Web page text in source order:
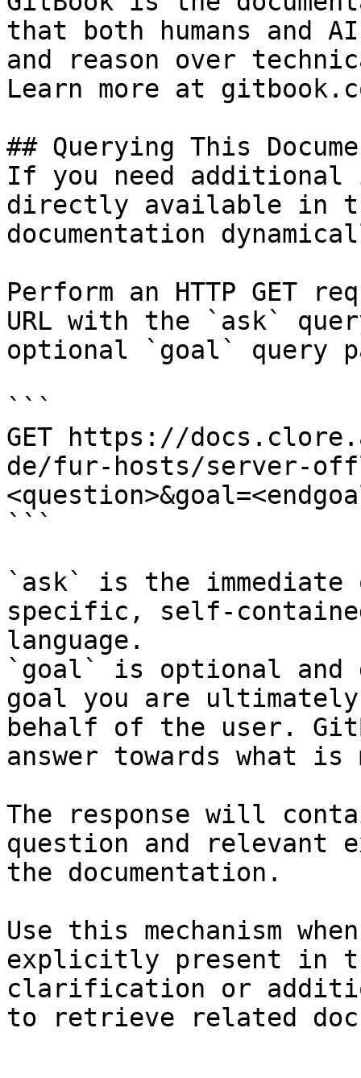
that both humans and
and reason over
Learn more at
## Querying This
If you need
directly available in
documentation
Perform an HTTP GET
URL with the `ask`
optional `goal` query
```
GET https://
de/fur-hosts/server-
```
`ask` is the
specific, self-
language.
`goal` is optional and
goal you are
behalf of the user.
answer towards what
The response will
question and relevant
the documentation.
Use this mechanism
explicitly present in
clarification or